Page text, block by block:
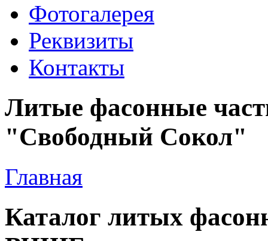
Фотогалерея
Реквизиты
Контакты
Литые фасонные
"Свободный Сокол"
Главная
Каталог литых